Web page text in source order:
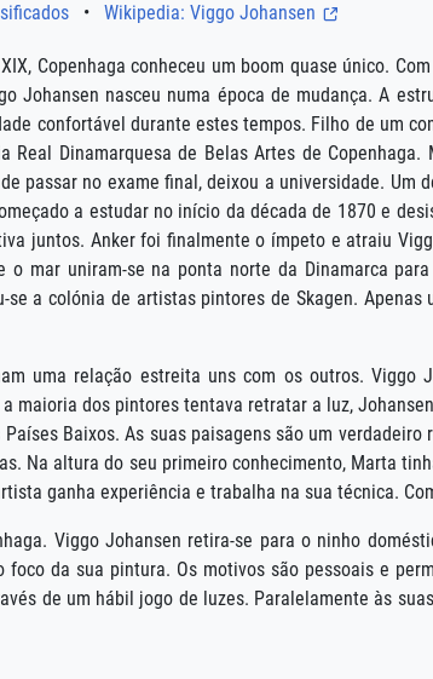
•Wikipedia: Viggo Johansen
Copenhaga conheceu um boom quase único.
Johansen nasceu numa época de mudança. A
confortável durante estes tempos. Filho de um
Real Dinamarquesa de Belas Artes de
passar no exame final, deixou a universidade.
a estudar no início da década de 1870 e
juntos. Anker foi finalmente o ímpeto e atraiu
o mar uniram-se na ponta norte da Dinamarca
se a colónia de artistas pintores de Skagen.
uma relação estreita uns com os outros. Viggo
maioria dos pintores tentava retratar a luz,
Baixos. As suas paisagens são um
Na altura do seu primeiro conhecimento, Marta
ganha experiência e trabalha na sua técnica.
Viggo Johansen retira-se para o ninho
da sua pintura. Os motivos são pessoais e
de um hábil jogo de luzes. Paralelamente às